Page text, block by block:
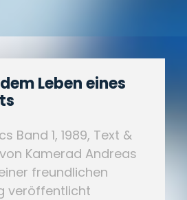
Leben eines
Band 1, 1989, Text &
Kamerad Andreas
freundlichen
veröffentlicht